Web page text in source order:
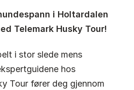
i Holtardalen
Telemark Husky Tour!
i stor slede mens
hos
Tour fører deg gjennom